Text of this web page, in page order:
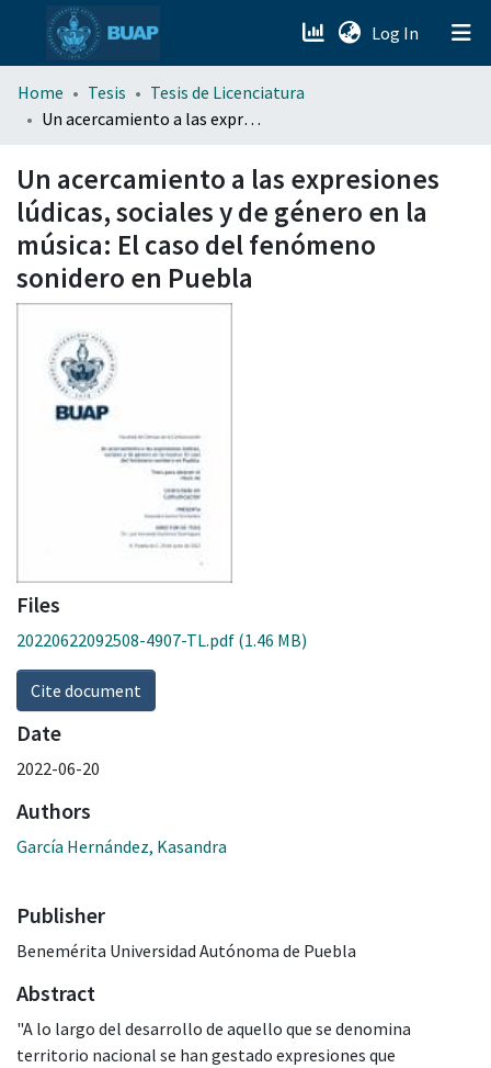
Log In (current)
menu.section.about_menu
Home Tesis
Tesis de Licenciatura
Un acercamiento a las expresiones lúdicas, sociales y de género en la música: El caso del fenómeno sonidero en Puebla
Un acercamiento a las expresiones
lúdicas, sociales y de género en la
música: El caso del fenómeno
sonidero en Puebla
Files
20220622092508-4907-TL.pdf (1.46 MB)
Cite document
Date
2022-06-20
Authors
García Hernández, Kasandra
Publisher
Benemérita Universidad Autónoma de Puebla
Abstract
"A lo largo del desarrollo de aquello que se denomina
territorio nacional se han gestado expresiones que